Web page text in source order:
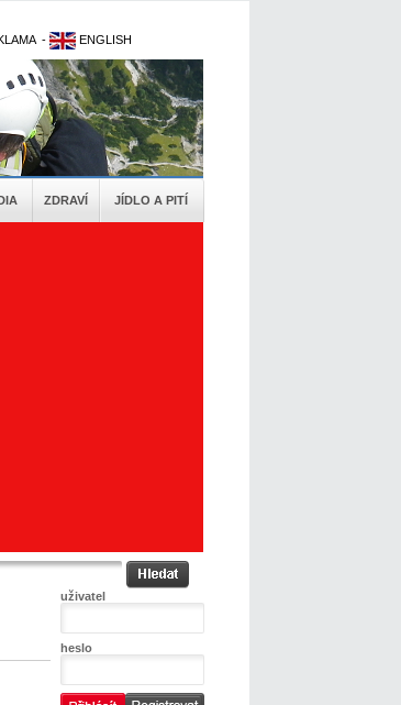
- ENGLISH
ZDRAVÍ JÍDLO A PITÍ
uživatel
heslo